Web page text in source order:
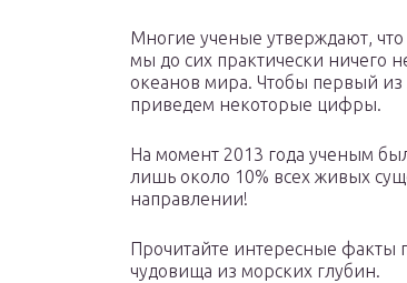
Многие ученые утверждают,
мы до сих практически ничего
океанов мира. Чтобы первый
приведем некоторые цифры.
На момент 2013 года ученым
лишь около 10% всех живых
направлении!
Прочитайте интересные факты
чудовища из морских глубин.